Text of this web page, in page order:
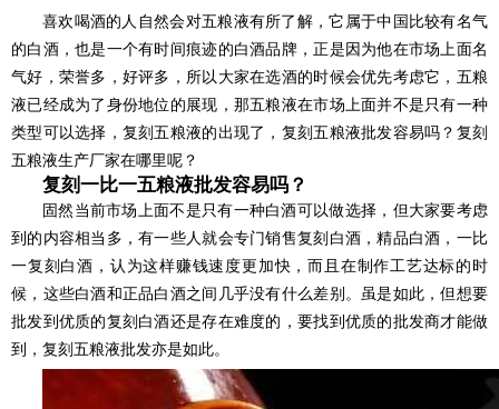
喜欢喝酒的人自然会对五粮液有所了解，它属于中国比较有名气
的白酒，也是一个有时间痕迹的白酒品牌，正是因为他在市场上面名
气好，荣誉多，好评多，所以大家在选酒的时候会优先考虑它，五粮
液已经成为了身份地位的展现，那五粮液在市场上面并不是只有一种
类型可以选择，复刻五粮液的出现了， 复刻五粮液批发容易吗？ 复刻
五粮液生产厂家在哪里呢？
复刻一比一五粮液批发容易吗？
固然当前市场上面不是只有一种白酒可以做选择，但大家要考虑
到的内容相当多，有一些人就会专门销售复刻白酒，精品白酒，一比
一复刻白酒，认为这样赚钱速度更加快，而且在制作工艺达标的时
候，这些白酒和正品白酒之间几乎没有什么差别。虽是如此，但想要
批发到优质的复刻白酒还是存在难度的，要找到优质的批发商才能做
到，复刻五粮液批发亦是如此。